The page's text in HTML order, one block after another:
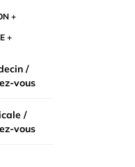
/
vous
/
vous